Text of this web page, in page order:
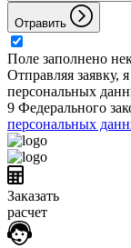
Отравить
Поле заполнено
Отправляя заявку,
персональных
9 Федерального
персональных
Заказать
расчет